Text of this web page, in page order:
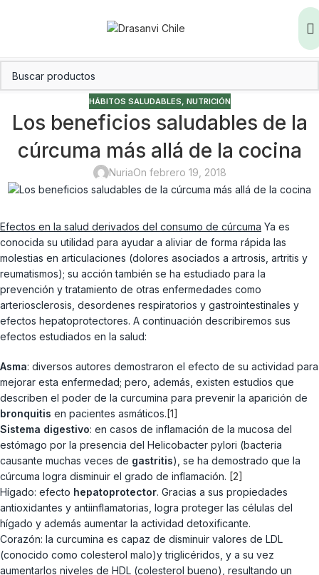
HÁBITOS SALUDABLES, NUTRICIÓN
Los beneficios saludables de la
cúrcuma más allá de la cocina
NuriaOn febrero 19, 2018
Efectos en la salud derivados del consumo de cúrcuma Ya es
conocida su utilidad para ayudar a aliviar de forma rápida las
molestias en articulaciones (dolores asociados a artrosis, artritis y
reumatismos); su acción también se ha estudiado para la
prevención y tratamiento de otras enfermedades como
arteriosclerosis, desordenes respiratorios y gastrointestinales y
efectos hepatoprotectores. A continuación describiremos sus
efectos estudiados en la salud:
Asma: diversos autores demostraron el efecto de su actividad para
mejorar esta enfermedad; pero, además, existen estudios que
describen el poder de la curcumina para prevenir la aparición de
bronquitis en pacientes asmáticos. [1]
Sistema digestivo: en casos de inflamación de la mucosa del
estómago por la presencia del Helicobacter pylori (bacteria
causante muchas veces de gastritis), se ha demostrado que la
cúrcuma logra disminuir el grado de inflamación. [2]
Hígado: efecto hepatoprotector. Gracias a sus propiedades
antioxidantes y antiinflamatorias, logra proteger las células del
hígado y además aumentar la actividad detoxificante.
Corazón: la curcumina es capaz de disminuir valores de LDL
(conocido como colesterol malo)y triglicéridos, y a su vez
aumentarlos niveles de HDL (colesterol bueno), resultando un